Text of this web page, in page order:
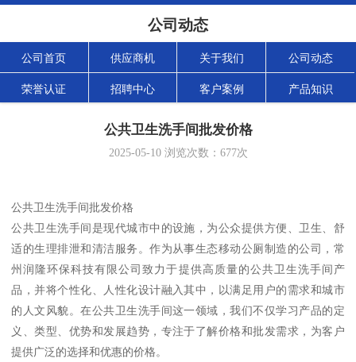
公司动态
公司首页 供应商机 关于我们 公司动态
荣誉认证 招聘中心 客户案例 产品知识
公共卫生洗手间批发价格
2025-05-10浏览次数： 677次
公共卫生洗手间批发价格
公共卫生洗手间是现代城市中的设施，为公众提供方便、卫生、舒
适的生理排泄和清洁服务。作为从事生态移动公厕制造的公司，常
州润隆环保科技有限公司致力于提供高质量的公共卫生洗手间产
品，并将个性化、人性化设计融入其中，以满足用户的需求和城市
的人文风貌。在公共卫生洗手间这一领域，我们不仅学习产品的定
义、类型、优势和发展趋势，专注于了解价格和批发需求，为客户
提供广泛的选择和优惠的价格。